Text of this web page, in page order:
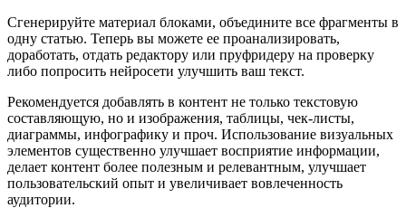
Сгенерируйте материал блоками, объедините все фрагменты в
одну статью. Теперь вы можете ее проанализировать,
доработать, отдать редактору или пруфридеру на проверку
либо попросить нейросети улучшить ваш текст.
Рекомендуется добавлять в контент не только текстовую
составляющую, но и изображения, таблицы, чек-листы,
диаграммы, инфографику и проч. Использование визуальных
элементов существенно улучшает восприятие информации,
делает контент более полезным и релевантным, улучшает
пользовательский опыт и увеличивает вовлеченность
аудитории.